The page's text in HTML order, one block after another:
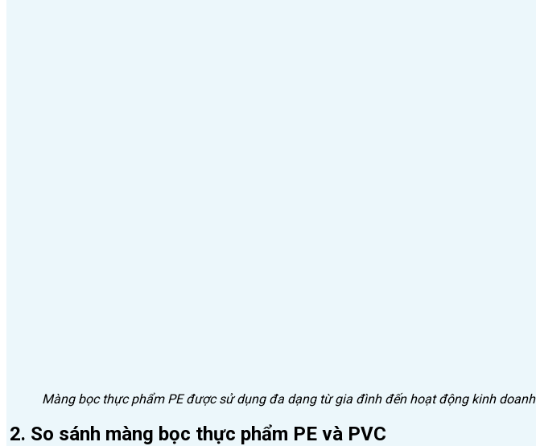
Màng bọc thực phẩm PE được sử dụng đa dạng từ gia đình đến hoạt động kinh doanh
2. So sánh màng bọc thực phẩm PE và PVC